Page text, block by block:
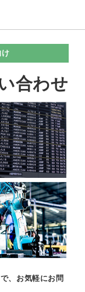
け
合わせ
、お気軽にお問